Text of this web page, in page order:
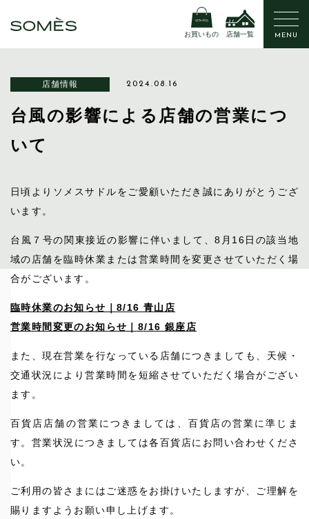
お買いもの 店舗一覧 MENU
店舗情報 2024.08.16
台風の影響による店舗の営業につ
いて
日頃よりソメスサドルをご愛顧いただき誠にありがとうござ
います。
台風７号の関東接近の影響に伴いまして、8月16日の該当地
域の店舗を臨時休業または営業時間を変更させていただく場
合がございます。
臨時休業のお知らせ｜8/16 青山店
営業時間変更のお知らせ｜8/16 銀座店
また、現在営業を行なっている店舗につきましても、天候・
交通状況により営業時間を短縮させていただく場合がござい
ます。
百貨店店舗の営業につきましては、百貨店の営業に準じま
す。営業状況につきましては各百貨店にお問い合わせくださ
い。
ご利用の皆さまにはご迷惑をお掛けいたしますが、ご理解を
賜りますようお願い申し上げます。